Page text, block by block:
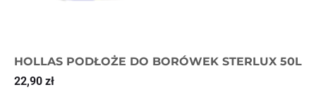
HOLLAS PODŁOŻE DO BORÓWEK STERLUX 50L
22,90 zł